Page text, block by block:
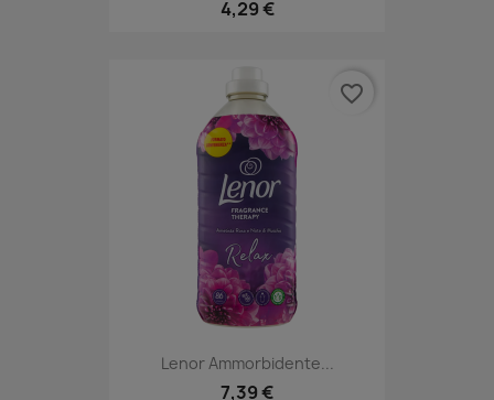
4,29 €
Lenor Ammorbidente...
7,39 €
favorite_border